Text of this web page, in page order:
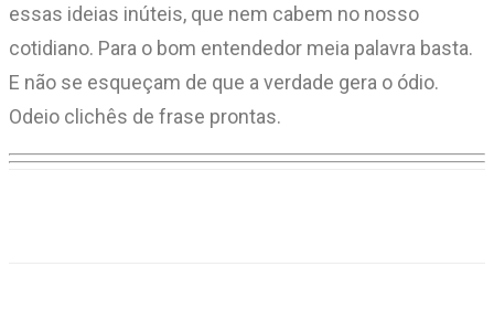
essas ideias inúteis, que nem cabem no nosso
cotidiano. Para o bom entendedor meia palavra basta.
E não se esqueçam de que a verdade gera o ódio.
Odeio clichês de frase prontas.